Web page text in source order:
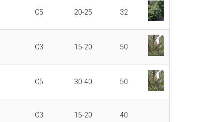
C5 20-25 32
C3 15-20 50
C5 30-40 50
C3 15-20 40